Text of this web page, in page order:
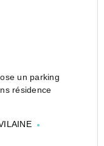
un parking
résidence